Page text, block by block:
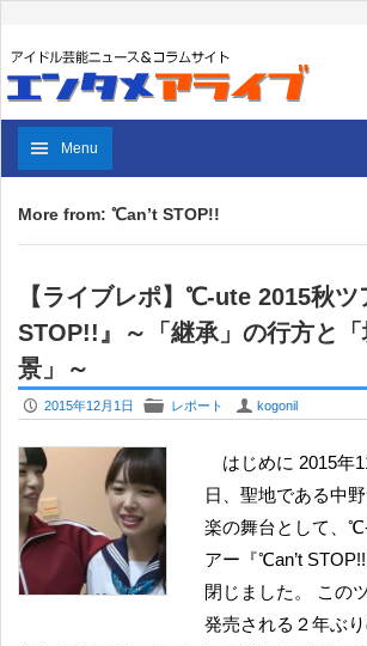
Menu
More from: ℃an’t STOP!!
【ライブレポ】℃-ute 2015秋
STOP!!』～「継承」の行方と
景」～
P 2015年12月1日 F レポート U kogonil
はじめに 2015年11月28日の土曜
日、聖地である中
楽の舞台として、
アー『℃an’t
閉じました。 この
発売される２年ぶ